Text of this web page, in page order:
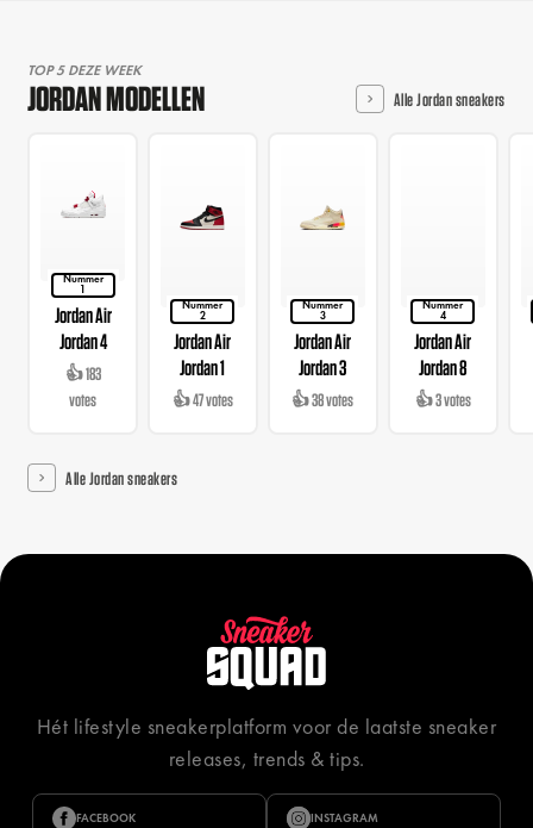
TOP 5 DEZE WEEK
JORDAN MODELLEN Alle Jordan sneakers
Nummer
1
Jordan Air
Jordan 4
👍 183
votes
Nummer
2
Jordan Air
Jordan 1
👍 47 votes
Nummer
3
Jordan Air
Jordan 3
👍 38 votes
Nummer
4
Jordan Air
Jordan 8
👍 3 votes
Alle Jordan sneakers
Hét lifestyle sneakerplatform voor de laatste sneaker
releases, trends & tips.
FACEBOOK INSTAGRAM